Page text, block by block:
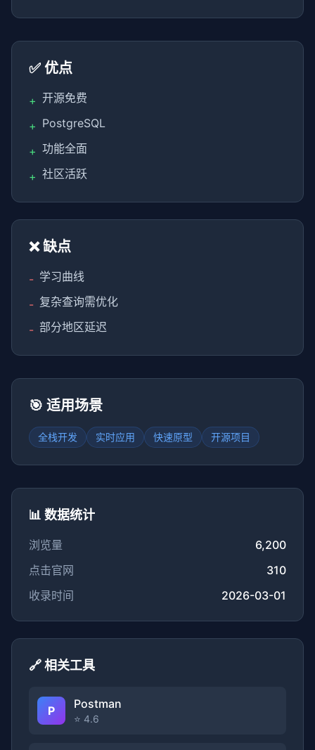
✅ 优点
+ 开源免费
+ PostgreSQL
+ 功能全面
+ 社区活跃
❌ 缺点
- 学习曲线
- 复杂查询需优化
- 部分地区延迟
🎯 适用场景
全栈开发 实时应用 快速原型 开源项目
📊 数据统计
浏览量
6,200
点击官网
310
收录时间
2026-03-01
🔗 相关工具
P Postman
⭐ 4.6